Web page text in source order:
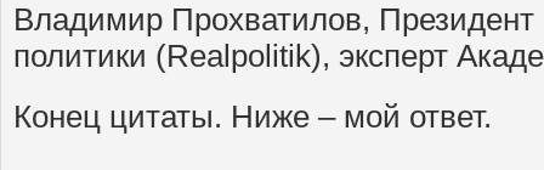
Владимир Прохватилов,
политики (Realpolitik), эксперт
Конец цитаты. Ниже – мой ответ.